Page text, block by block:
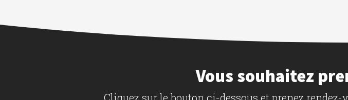
Vous souhaitez